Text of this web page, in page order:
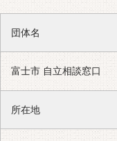
団体名
富士市 自立相談窓口
所在地